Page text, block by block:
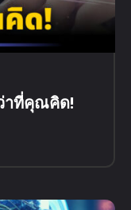
าที่คุณคิด!